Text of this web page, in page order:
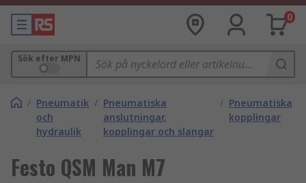
0
Sök efter MPN
/ Pneumatik
och
hydraulik
/ Pneumatiska
anslutningar,
kopplingar och slangar
/ Pneumatiska
kopplingar
Festo QSM Man M7